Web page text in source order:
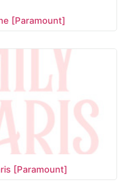
[Paramount]
[Paramount]